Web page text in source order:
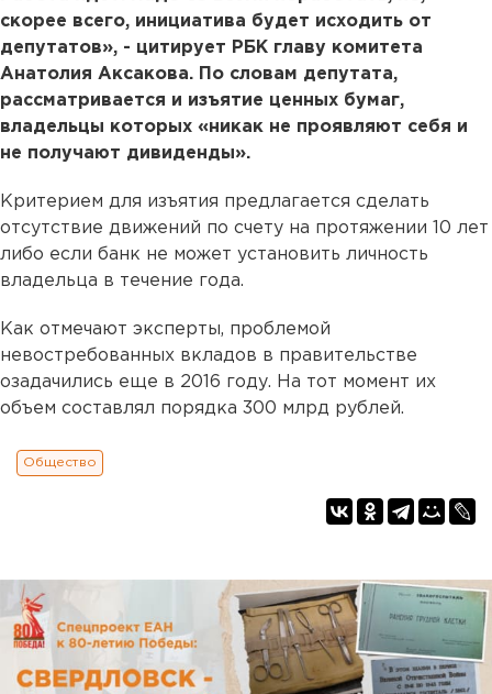
скорее всего, инициатива будет исходить от
депутатов», - цитирует РБК главу комитета
Анатолия Аксакова. По словам депутата,
рассматривается и изъятие ценных бумаг,
владельцы которых «никак не проявляют себя и
не получают дивиденды».
Критерием для изъятия предлагается сделать
отсутствие движений по счету на протяжении 10 лет
либо если банк не может установить личность
владельца в течение года.
Как отмечают эксперты, проблемой
невостребованных вкладов в правительстве
озадачились еще в 2016 году. На тот момент их
объем составлял порядка 300 млрд рублей.
Общество